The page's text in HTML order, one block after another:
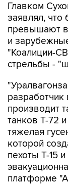
Главком
заявлял,
превышают
и
"Коалиции-
стрельбы -
разработчик
производит
танков Т-72
тяжелая
которой
пехоты Т-15
платформе